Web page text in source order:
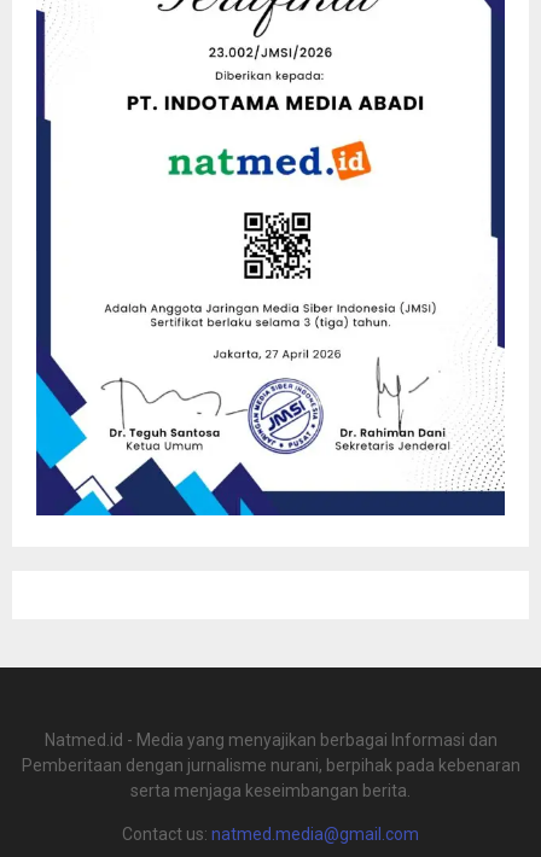
Natmed.id - Media yang menyajikan berbagai Informasi dan
Pemberitaan dengan jurnalisme nurani, berpihak pada kebenaran
serta menjaga keseimbangan berita.
Contact us: natmed.media@gmail.com